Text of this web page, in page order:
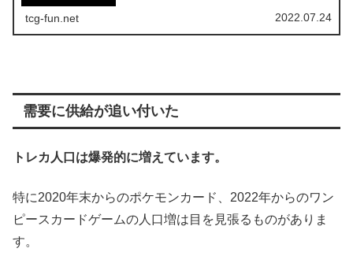
tcg-fun.net 2022.07.24
需要に供給が追い付いた
トレカ人口は爆発的に増えています。
特に2020年末からのポケモンカード、2022年からのワン
ピースカードゲームの人口増は目を見張るものがありま
す。